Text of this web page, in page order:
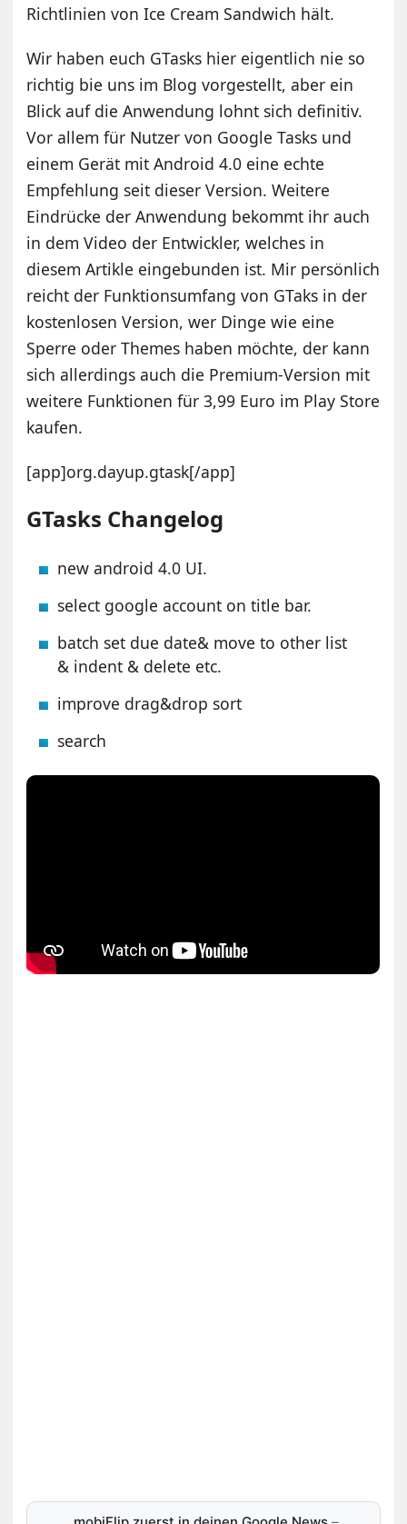
Richtlinien von Ice Cream Sandwich hält.
Wir haben euch GTasks hier eigentlich nie so
richtig bie uns im Blog vorgestellt, aber ein
Blick auf die Anwendung lohnt sich definitiv.
Vor allem für Nutzer von Google Tasks und
einem Gerät mit Android 4.0 eine echte
Empfehlung seit dieser Version. Weitere
Eindrücke der Anwendung bekommt ihr auch
in dem Video der Entwickler, welches in
diesem Artikle eingebunden ist. Mir persönlich
reicht der Funktionsumfang von GTaks in der
kostenlosen Version, wer Dinge wie eine
Sperre oder Themes haben möchte, der kann
sich allerdings auch die Premium-Version mit
weitere Funktionen für 3,99 Euro im Play Store
kaufen.
[app]org.dayup.gtask[/app]
GTasks Changelog
new android 4.0 UI.
select google account on title bar.
batch set due date& move to other list
& indent & delete etc.
improve drag&drop sort
search